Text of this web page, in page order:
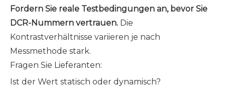
Fordern Sie reale Testbedingungen an, bevor Sie
DCR-Nummern vertrauen. Die
Kontrastverhältnisse variieren je nach
Messmethode stark.
Fragen Sie Lieferanten:
Ist der Wert statisch oder dynamisch?